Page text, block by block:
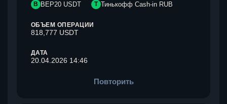
B BEP20 USDT Т Тинькофф Cash-in RUB
ОБЪЕМ ОПЕРАЦИИ
818,777 USDT
ДАТА
20.04.2026 14:46
Повторить